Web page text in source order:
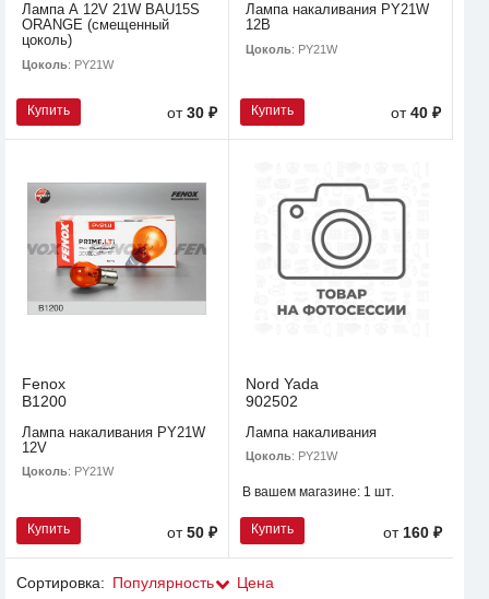
Лампа А 12V 21W BAU15S
ORANGE (смещенный
цоколь)
Цоколь: PY21W
Купить от30 ₽
Лампа накаливания PY21W
12В
Цоколь: PY21W
Купить от40 ₽
Fenox
B1200
Лампа накаливания PY21W
12V
Цоколь: PY21W
Купить от50 ₽
Nord Yada
902502
Лампа накаливания
Цоколь: PY21W
В вашем магазине: 1 шт.
Купить от 160 ₽
Сортировка: Популярность Цена